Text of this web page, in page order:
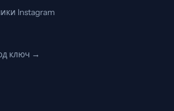
Instagram
ключ →